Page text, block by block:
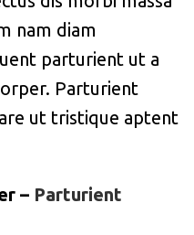
nam diam
parturient ut a
Parturient
ut tristique aptent
– Parturient